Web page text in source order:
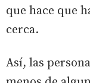
que hace que
cerca.
Así, las